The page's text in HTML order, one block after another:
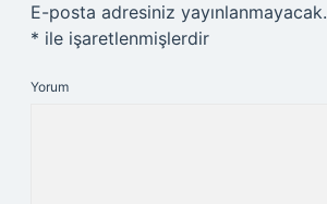
E-posta adresiniz yayınlanmayacak.
* ile işaretlenmişlerdir
Yorum